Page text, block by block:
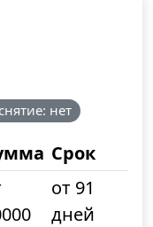
нет
Срок
от 91
дней